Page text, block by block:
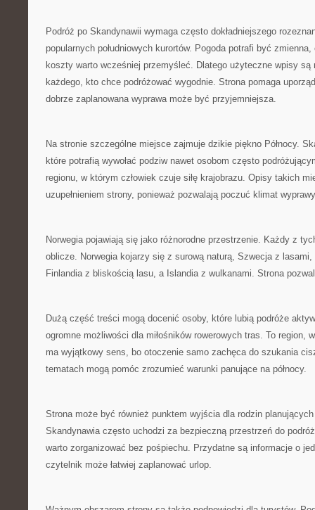
Podróż po Skandynawii wymaga często dokładniejszego
popularnych południowych kurortów. Pogoda potrafi być
koszty warto wcześniej przemyśleć. Dlatego użyteczne wpisy są
każdego, kto chce podróżować wygodnie. Strona pomaga
dobrze zaplanowana wyprawa może być przyjemniejsza.
Na stronie szczególne miejsce zajmuje dzikie piękno Północy.
które potrafią wywołać podziw nawet osobom często
regionu, w którym człowiek czuje siłę krajobrazu. Opisy takich
uzupełnieniem strony, ponieważ pozwalają poczuć klimat
Norwegia pojawiają się jako różnorodne przestrzenie. Każdy z
oblicze. Norwegia kojarzy się z surową naturą, Szwecja z
Finlandia z bliskością lasu, a Islandia z wulkanami. Strona
Dużą część treści mogą docenić osoby, które lubią podróże
ogromne możliwości dla miłośników rowerowych tras. To region,
ma wyjątkowy sens, bo otoczenie samo zachęca do szukania
tematach mogą pomóc zrozumieć warunki panujące na północy.
Strona może być również punktem wyjścia dla rodzin
Skandynawia często uchodzi za bezpieczną przestrzeń do
warto zorganizować bez pośpiechu. Przydatne są informacje o
czytelnik może łatwiej zaplanować urlop.